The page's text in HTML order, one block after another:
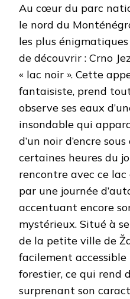
Au cœur du parc
le nord du
les plus
de découvrir : Crno
« lac noir ». Cette
fantaisiste, prend tout
observe ses eaux
insondable qui
d’un noir d’encre
certaines heures du
rencontre avec ce lac
par une journée
accentuant encore
mystérieux. Situé à
de la petite ville de
facilement
forestier, ce qui rend
surprenant son